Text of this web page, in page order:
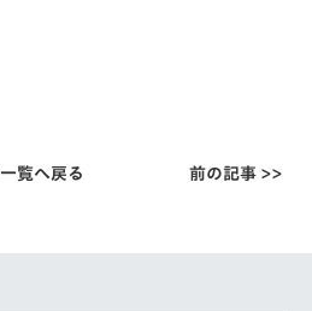
一覧へ戻る 前の記事 >>